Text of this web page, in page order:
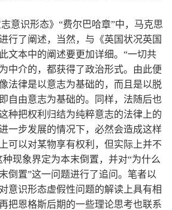
意识形态》“费尔巴哈章”中，马克思
行了阐述，当然，与《英国状况英国
文本中的阐述要更加详细。“一切共
中介的，都获得了政治形式。由此便
法律是以意志为基础的，而且是以脱
自由意志为基础的。同样，法随后也
把权利归结为纯粹意志的法律上的
一步发展的情况下，必然会造成这样
可以对某物享有权利，但实际上并不
现象界定为本末倒置，并对“为什么
倒置”这一问题进行了追问。笔者以
意识形态虚假性问题的解读上具有相
把恩格斯后期的一些理论思考也联系